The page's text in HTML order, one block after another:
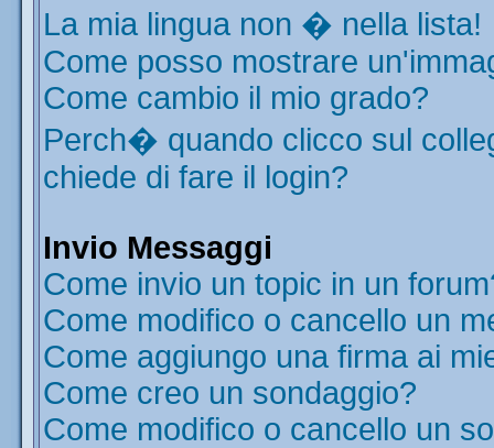
La mia lingua non � nella lista!
Come posso mostrare
Come cambio il mio grado?
Perch� quando clicco sul
chiede di fare il login?
Invio Messaggi
Come invio un topic in un
Come modifico o cancello un
Come aggiungo una firma ai
Come creo un sondaggio?
Come modifico o cancello un